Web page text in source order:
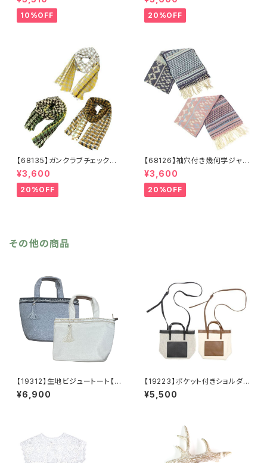
グ ジャガードバッグ ジャガー
ド生地 花柄 グレーベージ
ュ アイボリー ライトグレー
10%OFF
ル チェックストール アイボリ
ー ベージュ レッド ネイビ
ー フリンジ マフラー ひざ
20%OFF
【68135】ガンクラブチェックスト
ール【送料無料】マフラー 防
寒 チェック柄 千鳥柄 千鳥
格子 マスタード キャメル
カーキ リサイクルポリエステ
¥3,600
20%OFF
【68126】袖穴付き幾何学ジャガ
ードストール【送料無料】袖付き
ストール ジャガード織り リバ
ーシブル 幾何学柄 防寒 フ
リンジ 秋冬 羽織 ポンチ
¥3,600
20%OFF
その他の商品
【19312】生地ビジュートート【送
料無料】秋冬バッグ 新作
¥6,900
【19223】ポケット付きショルダ
ーバッグ【送料無料】ハンドバッ
グ 無地バッグ PUバッグ 綿
¥5,500